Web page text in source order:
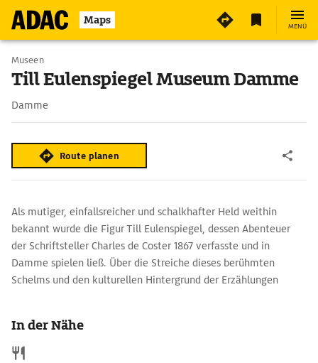
Maps MENÜ
Museen
Till Eulenspiegel Museum Damme
Damme
Route planen
Als mutiger, einfallsreicher und schalkhafter Held weithin
bekannt wurde die Figur Till Eulenspiegel, dessen Abenteuer
der Schriftsteller Charles de Coster 1867 verfasste und in
Damme spielen ließ. Über die Streiche dieses berühmten
Schelms und den kulturellen Hintergrund der Erzählungen
In der Nähe